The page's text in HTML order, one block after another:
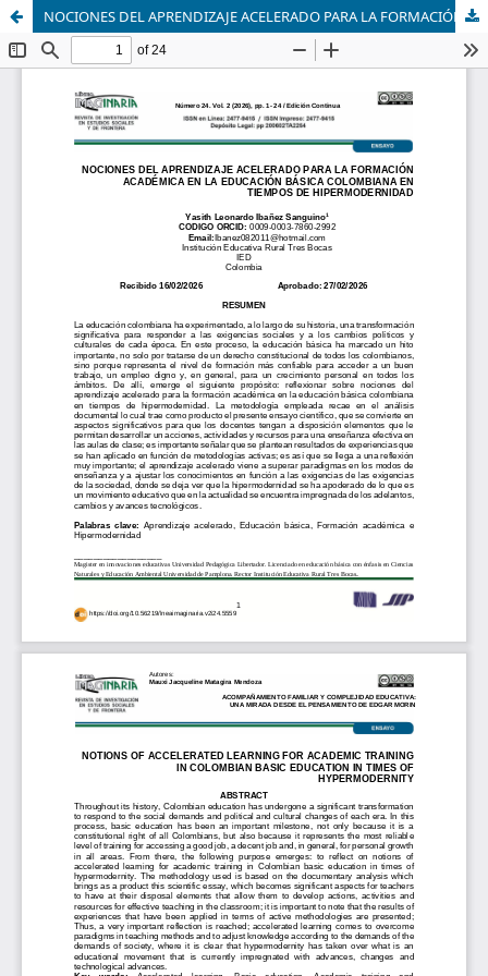
NOCIONES DEL APRENDIZAJE ACELERADO PARA LA FORMACIÓN ACADÉMICA EN LA EDUCACIÓN BÁSICA COLOMBIANA EN TIEMPOS DE HIPERMODERNIDAD